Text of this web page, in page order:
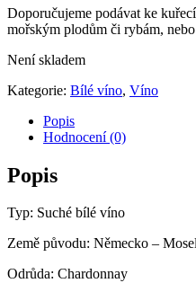
Doporučujeme podávat ke
mořským plodům či rybám, nebo
Není skladem
Kategorie: Bílé víno, Víno
Popis
Hodnocení (0)
Popis
Typ: Suché bílé víno
Země původu: Německo –
Odrůda: Chardonnay